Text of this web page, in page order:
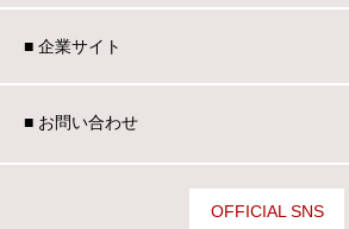
■ 企業サイト
■ お問い合わせ
OFFICIAL SNS